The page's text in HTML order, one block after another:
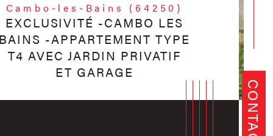
CONTACT
Cambo-les-Bains (64250)
EXCLUSIVITÉ -CAMBO LES
BAINS -APPARTEMENT TYPE
T4 AVEC JARDIN PRIVATIF
ET GARAGE